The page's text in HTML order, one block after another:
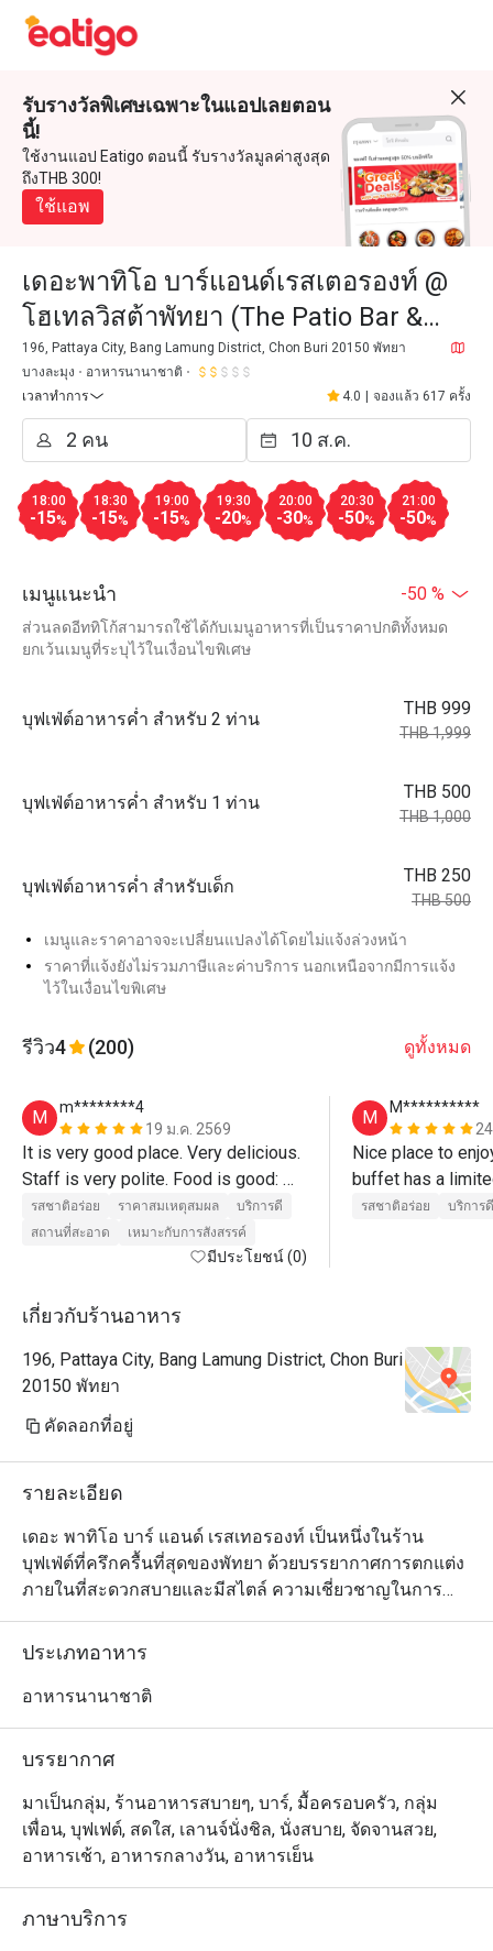
รับรางวัลพิเศษเฉพาะในแอปเลยตอน
นี้!
ใช้งานแอป Eatigo ตอนนี้ รับรางวัลมูลค่าสูงสุด
ถึงTHB 300!
ใช้แอพ
เดอะพาทิโอ บาร์แอนด์เรสเตอรองท์ @
โฮเทลวิสต้าพัทยา (The Patio Bar &
Restaurant @ Hotel Vista Pattaya)
196, Pattaya City, Bang Lamung District, Chon Buri 20150 พัทยา
บางละมุง
อาหารนานาชาติ
เวลาทำการ
4.0 จองแล้ว 617 ครั้ง
18:00
-15%
18:30
-15%
19:00
-15%
19:30
-20%
20:00
-30%
20:30
-50%
21:00
-50%
เมนูแนะนำ -50 %
ส่วนลดอีททิโก้สามารถใช้ได้กับเมนูอาหารที่เป็นราคาปกติทั้งหมด
ยกเว้นเมนูที่ระบุไว้ในเงื่อนไขพิเศษ
บุฟเฟ่ต์อาหารค่ำ สำหรับ 2 ท่าน
THB 999
THB 1,999
บุฟเฟ่ต์อาหารค่ำ สำหรับ 1 ท่าน
THB 500
THB 1,000
บุฟเฟ่ต์อาหารค่ำ สำหรับเด็ก
THB 250
THB 500
เมนูและราคาอาจจะเปลี่ยนแปลงได้โดยไม่แจ้งล่วงหน้า
ราคาที่แจ้งยังไม่รวมภาษีและค่าบริการ นอกเหนือจากมีการแจ้ง
ไว้ในเงื่อนไขพิเศษ
รีวิว4 (200) ดูทั้งหมด
M
m********4
19 ม.ค. 2569
It is very good place. Very delicious.
Staff is very polite. Food is good:
pasta, pizza, sushi, sashimi, fish,
cola and coffee. They also provide
set of seafood for every visitor.
and only then go grab some food
รสชาติอร่อย ราคาสมเหตุสมผล
บริการดี
สถานที่สะอาด
เหมาะกับการสังสรรค์
มีประโยชน์ (0)
M
M**********
Nice place to
buffet has a
plus a small
รสชาติอร่อย บริการดี
เกี่ยวกับร้านอาหาร
196, Pattaya City, Bang Lamung District, Chon Buri
20150 พัทยา
คัดลอกที่อยู่
รายละเอียด
เดอะ พาทิโอ บาร์ แอนด์ เรสเทอรองท์ เป็นหนึ่งในร้าน
บุฟเฟ่ต์ที่ครึกครื้นที่สุดของพัทยา ด้วยบรรยากาศการตกแต่ง
ภายในที่สะดวกสบายและมีสไตล์ ความเชี่ยวชาญในการ
ปรุงอาหาร และวิธีการในการนำเสนอความอร่อยทั้งเมนู
สไตล์ยุโรปและอาหารไทย อีกทั้งรายการเครื่องดื่มที่มีให้
ประทานอีกหลากหลายชนิด และพร้อมบริการลูกค้าด้วย
ประเภทอาหาร
อาหารนานาชาติ
บรรยากาศ
มาเป็นกลุ่ม, ร้านอาหารสบายๆ, บาร์, มื้อครอบครัว, กลุ่ม
เพื่อน, บุฟเฟต์, สดใส, เลานจ์นั่งชิล, นั่งสบาย, จัดจานสวย,
อาหารเช้า, อาหารกลางวัน, อาหารเย็น
ภาษาบริการ